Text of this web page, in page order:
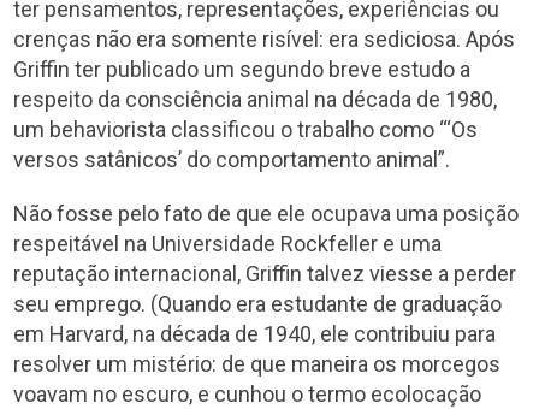
ter pensamentos, representações, experiências ou
crenças não era somente risível: era sediciosa. Após
Griffin ter publicado um segundo breve estudo a
respeito da consciência animal na década de 1980,
um behaviorista classificou o trabalho como “‘Os
versos satânicos’ do comportamento animal”.
Não fosse pelo fato de que ele ocupava uma posição
respeitável na Universidade Rockfeller e uma
reputação internacional, Griffin talvez viesse a perder
seu emprego. (Quando era estudante de graduação
em Harvard, na década de 1940, ele contribuiu para
resolver um mistério: de que maneira os morcegos
voavam no escuro, e cunhou o termo ecolocação